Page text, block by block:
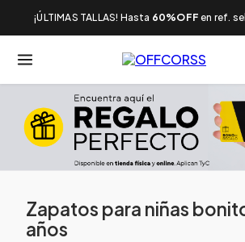
¡ÚLTIMAS TALLAS! Hasta 60%OFF en ref.
Zapatos para niñas
años